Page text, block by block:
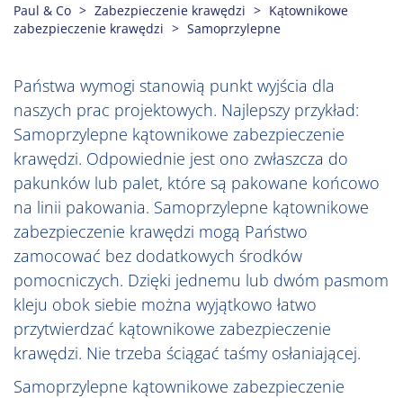
Paul & Co Zabezpieczenie krawędzi
Kątownikowe
zabezpieczenie krawędzi
Samoprzylepne
Państwa wymogi stanowią punkt wyjścia dla
naszych prac projektowych. Najlepszy przykład:
Samoprzylepne kątownikowe zabezpieczenie
krawędzi. Odpowiednie jest ono zwłaszcza do
pakunków lub palet, które są pakowane końcowo
na linii pakowania. Samoprzylepne kątownikowe
zabezpieczenie krawędzi mogą Państwo
zamocować bez dodatkowych środków
pomocniczych. Dzięki jednemu lub dwóm pasmom
kleju obok siebie można wyjątkowo łatwo
przytwierdzać kątownikowe zabezpieczenie
krawędzi. Nie trzeba ściągać taśmy osłaniającej.
Samoprzylepne kątownikowe zabezpieczenie